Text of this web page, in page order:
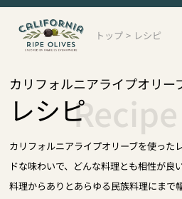
メ
動
本
動
サ
メ
ニ
トップ > レシピ
カリフォルニアライプオリー
レシピRecipe
カリフォルニアライプオリーブを使った
ドな味わいで、どんな料理とも相性が良
料理からありとあらゆる民族料理にまで